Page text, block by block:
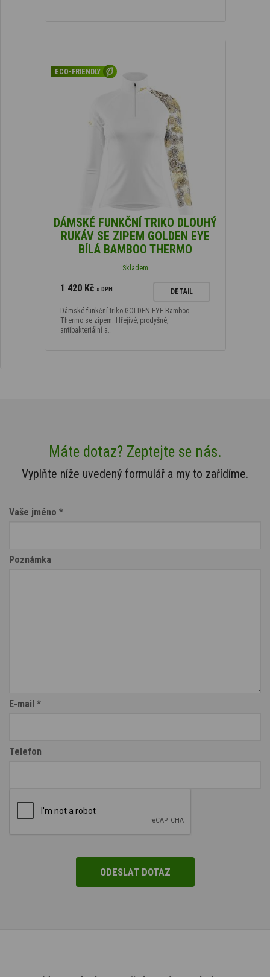
ECO-FRIENDLY
DÁMSKÉ FUNKČNÍ TRIKO DLOUHÝ
RUKÁV SE ZIPEM GOLDEN EYE
BÍLÁ BAMBOO THERMO
Skladem
1 420 Kč s DPH DETAIL
Dámské funkční triko GOLDEN EYE Bamboo
Thermo se zipem. Hřejivé, prodyšné,
antibakteriální a…
Máte dotaz? Zeptejte se nás.
Vyplňte níže uvedený formulář a my to zařídíme.
Vaše jméno *
Poznámka
E-mail *
Telefon